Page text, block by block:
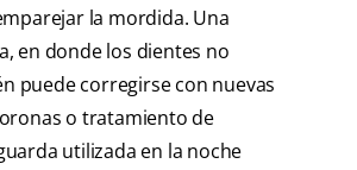
la mordida. Una
en donde los dientes no
puede corregirse con nuevas
o tratamiento de
utilizada en la noche